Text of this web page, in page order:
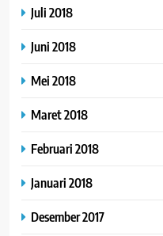
Juli 2018
Juni 2018
Mei 2018
Maret 2018
Februari 2018
Januari 2018
Desember 2017